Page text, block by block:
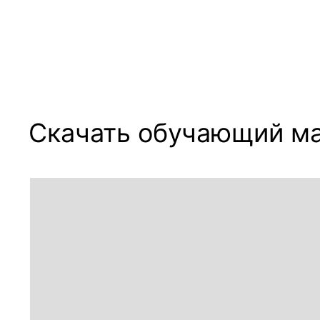
Скачать обучающий